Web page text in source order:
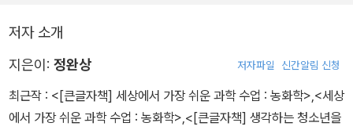
저자 소개
지은이: 정완상 저자파일 신간알림 신청
최근작 : <[큰글자책] 세상에서 가장 쉬운 과학 수업 : 농화학> <세상
에서 가장 쉬운 과학 수업 : 농화학> <[큰글자책] 생각하는 청소년을